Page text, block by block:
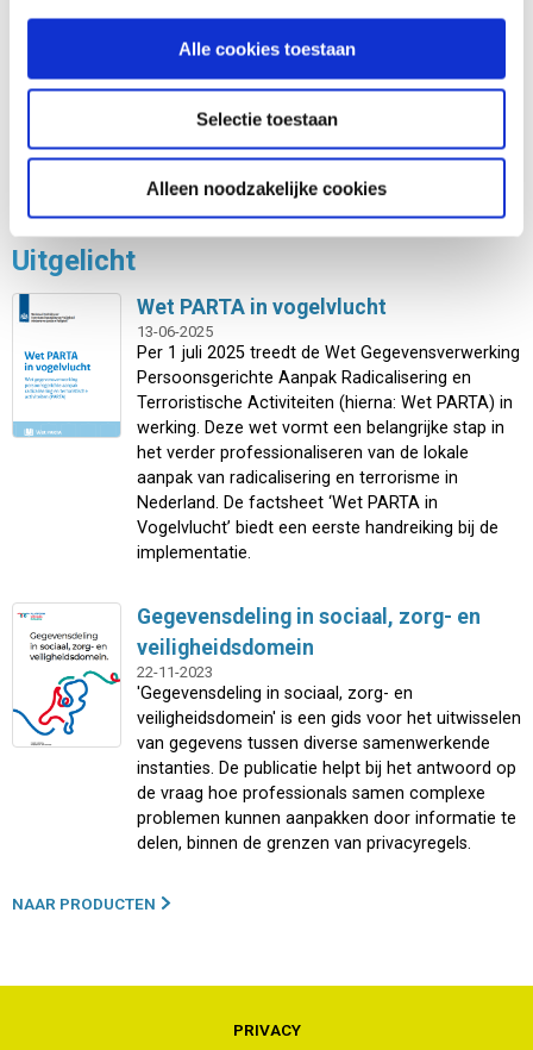
Alle cookies toestaan
Selectie toestaan
Alleen noodzakelijke cookies
de Privacy, ook wel Europese Dag van de
Gegevensbescherming. Een mooie kans om het
privacybewustzijn binnen jouw organisatie te
Informatiebeveiligingsdienst van de VNG een
webinar.
Uitgelicht
Wet PARTA in vogelvlucht
13-06-2025
Per 1 juli 2025 treedt de Wet Gegevensverwerking
Persoonsgerichte Aanpak Radicalisering en
Terroristische Activiteiten (hierna: Wet PARTA) in
werking. Deze wet vormt een belangrijke stap in
het verder professionaliseren van de lokale
aanpak van radicalisering en terrorisme in
Nederland. De factsheet ‘Wet PARTA in
Vogelvlucht’ biedt een eerste handreiking bij de
implementatie.
Gegevensdeling in sociaal, zorg- en
veiligheidsdomein
22-11-2023
'Gegevensdeling in sociaal, zorg- en
veiligheidsdomein' is een gids voor het uitwisselen
van gegevens tussen diverse samenwerkende
instanties. De publicatie helpt bij het antwoord op
de vraag hoe professionals samen complexe
problemen kunnen aanpakken door informatie te
delen, binnen de grenzen van privacyregels.
NAAR PRODUCTEN
PRIVACY